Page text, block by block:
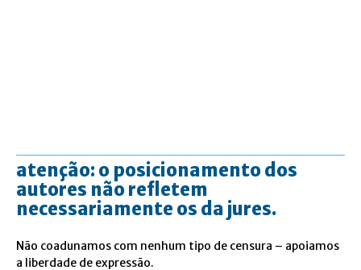
atenção: o posicionamento dos
autores não refletem
necessariamente os da jures.
Não coadunamos com nenhum tipo de censura – apoiamos
a liberdade de expressão.